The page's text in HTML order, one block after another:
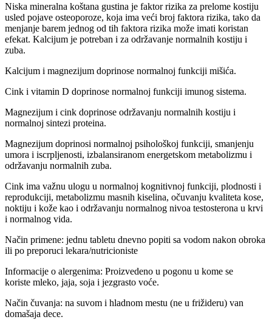
Niska mineralna koštana gustina je faktor rizika za prelome kostiju
usled pojave osteoporoze, koja ima veći broj faktora rizika, tako da
menjanje barem jednog od tih faktora rizika može imati koristan
efekat. Kalcijum je potreban i za održavanje normalnih kostiju i
zuba.
Kalcijum i magnezijum doprinose normalnoj funkciji mišića.
Cink i vitamin D doprinose normalnoj funkciji imunog sistema.
Magnezijum i cink doprinose održavanju normalnih kostiju i
normalnoj sintezi proteina.
Magnezijum doprinosi normalnoj psihološkoj funkciji, smanjenju
umora i iscrpljenosti, izbalansiranom energetskom metabolizmu i
održavanju normalnih zuba.
Cink ima važnu ulogu u normalnoj kognitivnoj funkciji, plodnosti i
reprodukciji, metabolizmu masnih kiselina, očuvanju kvaliteta kose,
noktiju i kože kao i održavanju normalnog nivoa testosterona u krvi
i normalnog vida.
Način primene: jednu tabletu dnevno popiti sa vodom nakon obroka
ili po preporuci lekara/nutricioniste
Informacije o alergenima: Proizvedeno u pogonu u kome se
koriste mleko, jaja, soja i jezgrasto voće.
Način čuvanja: na suvom i hladnom mestu (ne u frižideru) van
domašaja dece.